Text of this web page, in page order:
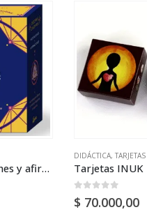
Cartas Meditaciones y afirmaciones
DIDÁCTICA, TARJETAS
Tarjetas INUK
0
$ 70.000,00